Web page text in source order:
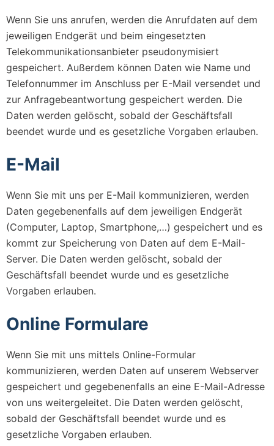
Wenn Sie uns anrufen, werden die Anrufdaten auf dem
jeweiligen Endgerät und beim eingesetzten
Telekommunikationsanbieter pseudonymisiert
gespeichert. Außerdem können Daten wie Name und
Telefonnummer im Anschluss per E-Mail versendet und
zur Anfragebeantwortung gespeichert werden. Die
Daten werden gelöscht, sobald der Geschäftsfall
beendet wurde und es gesetzliche Vorgaben erlauben.
E-Mail
Wenn Sie mit uns per E-Mail kommunizieren, werden
Daten gegebenenfalls auf dem jeweiligen Endgerät
(Computer, Laptop, Smartphone,…) gespeichert und es
kommt zur Speicherung von Daten auf dem E-Mail-
Server. Die Daten werden gelöscht, sobald der
Geschäftsfall beendet wurde und es gesetzliche
Vorgaben erlauben.
Online Formulare
Wenn Sie mit uns mittels Online-Formular
kommunizieren, werden Daten auf unserem Webserver
gespeichert und gegebenenfalls an eine E-Mail-Adresse
von uns weitergeleitet. Die Daten werden gelöscht,
sobald der Geschäftsfall beendet wurde und es
gesetzliche Vorgaben erlauben.